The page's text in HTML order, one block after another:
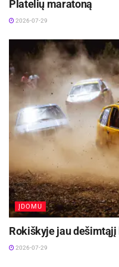
Platelių maratoną
2026-07-29
ĮDOMU
Rokiškyje jau
2026-07-29